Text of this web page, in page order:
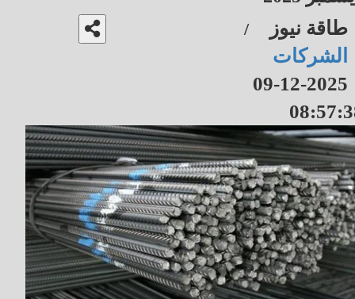
طاقة نيوز /
الشركات
2025-12-09